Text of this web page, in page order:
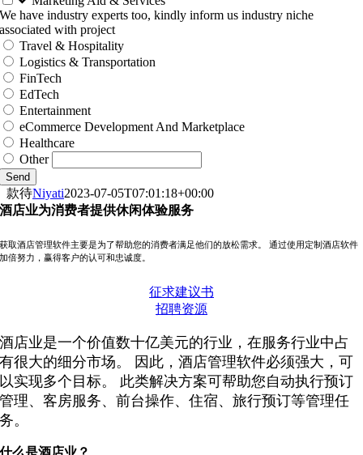
We have industry experts too, kindly inform us industry niche
associated with project
Travel & Hospitality
Logistics & Transportation
FinTech
EdTech
Entertainment
eCommerce Development And Marketplace
Healthcare
Other
Send
款待Niyati2023-07-05T07:01:18+00:00
酒店业为消费者提供休闲体验服务
获取酒店管理软件主要是为了帮助您的消费者满足他们的放松需求。 通过使用定制酒店软件
加倍努力，赢得客户的认可和忠诚度。
征求建议书
招聘资源
酒店业是一个价值数十亿美元的行业，在服务行业中占
有很大的细分市场。 因此，酒店管理软件必须强大，可
以实现多个目标。 此类解决方案可帮助您自动执行预订
管理、客房服务、前台操作、住宿、旅行预订等管理任
务。